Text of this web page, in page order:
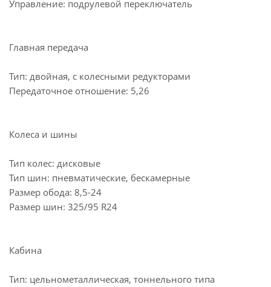
Управление: подрулевой переключатель
Главная передача
Тип: двойная, с колесными редукторами
Передаточное отношение: 5,26
Колеса и шины
Тип колес: дисковые
Тип шин: пневматические, бескамерные
Размер обода: 8,5-24
Размер шин: 325/95 R24
Кабина
Тип: цельнометаллическая, тоннельного типа